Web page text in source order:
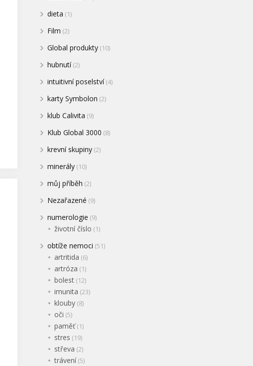
dieta (1)
Film (2)
Global produkty(10)
hubnutí(2)
intuitivní poselství(4)
karty Symbolon (2)
klub Calivita (9)
Klub Global 3000 (8)
krevní skupiny(2)
minerály(10)
můj příběh (2)
Nezařazené (9)
numerologie (9)
životní číslo (1)
obtíže nemoci (51)
artritida (6)
artróza (1)
bolest(12)
imunita (23)
klouby(8)
oči (5)
paměť(1)
stres (19)
střeva (2)
trávení(5)